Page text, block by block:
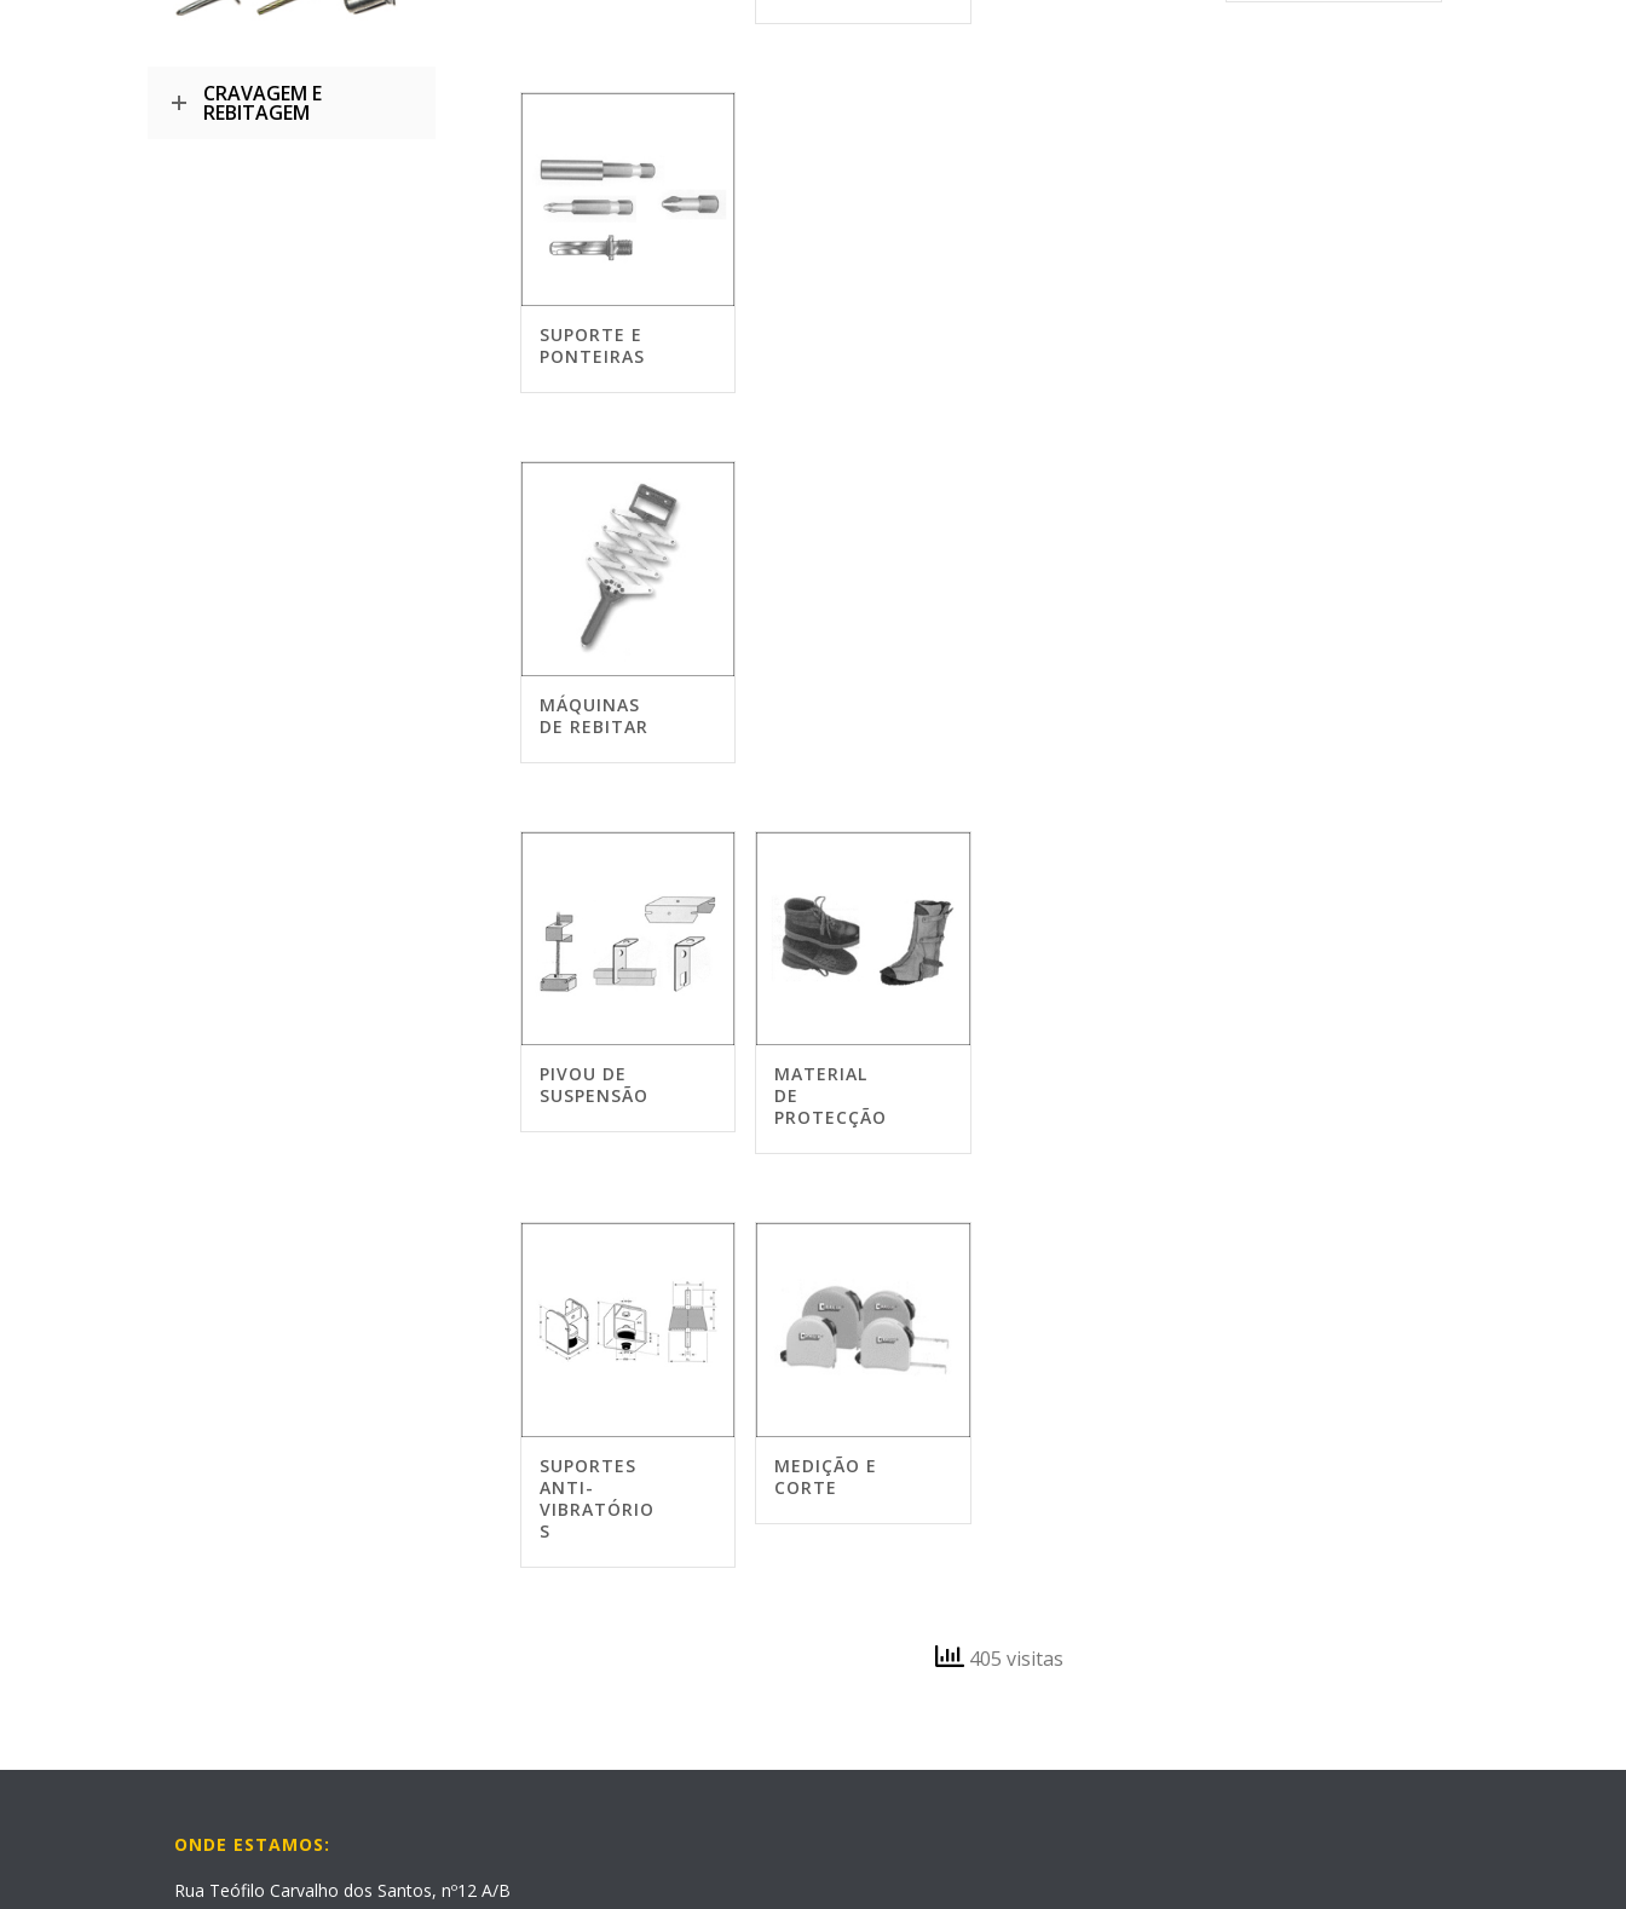
SUPORTE E
PONTEIRAS
MÁQUINAS
DE REBITAR
PIVOU DE
SUSPENSÃO
MATERIAL
DE
PROTECÇÃO
SUPORTES
ANTI-
VIBRATÓRIO
S
MEDIÇÃO E
CORTE
405 visitas
CRAVAGEM E
REBITAGEM
ONDE ESTAMOS:
Rua Teófilo Carvalho dos Santos, nº12 A/B